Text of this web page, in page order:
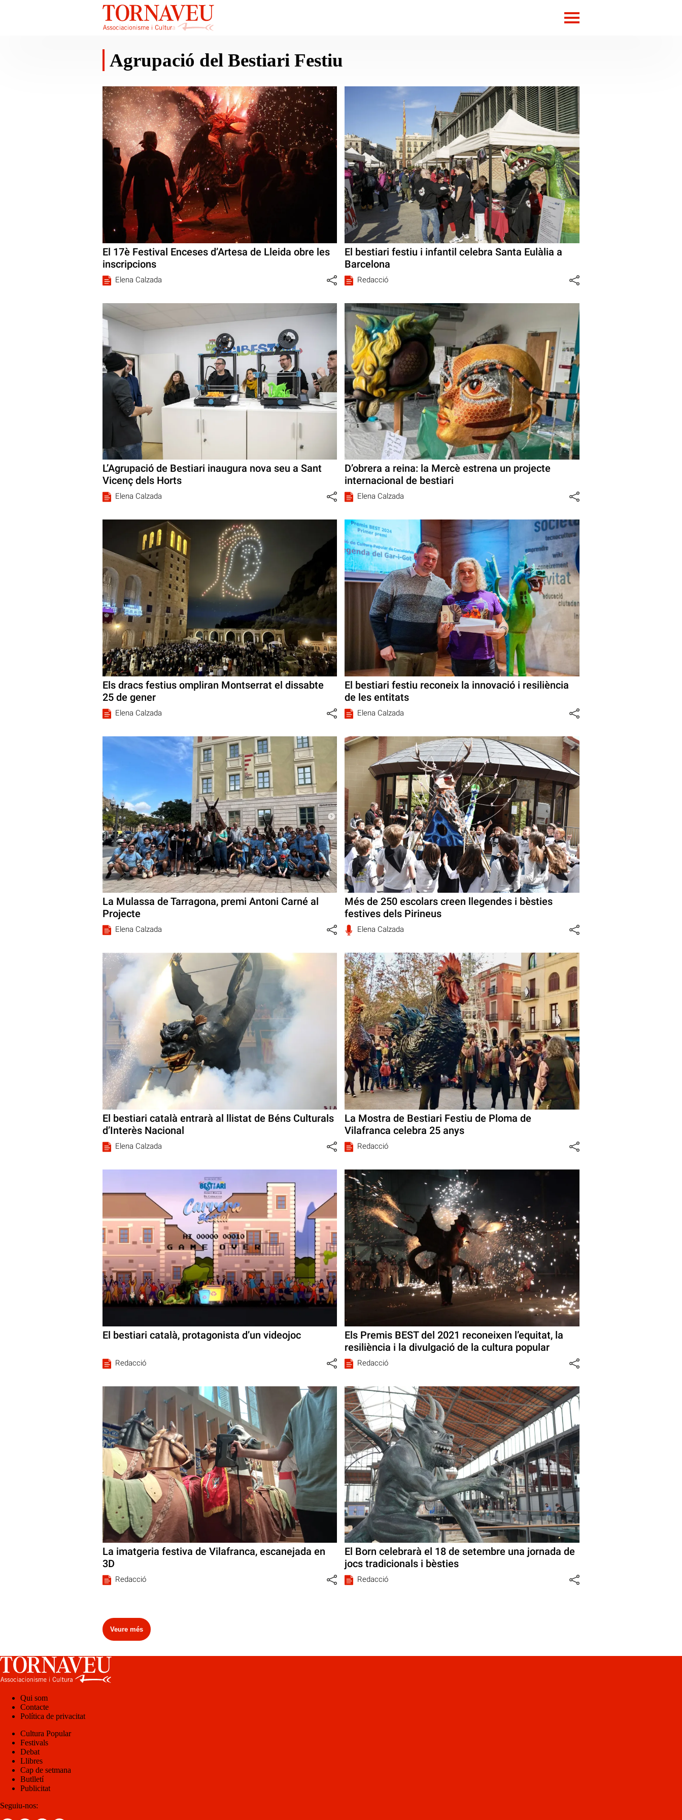
Agrupació del Bestiari Festiu
El 17è Festival Enceses d’Artesa de Lleida obre les
inscripcions
Elena Calzada
El bestiari festiu i infantil celebra Santa Eulàlia a
Barcelona
Redacció
L’Agrupació de Bestiari inaugura nova seu a Sant
Vicenç dels Horts
Elena Calzada
D’obrera a reina: la Mercè estrena un projecte
internacional de bestiari
Elena Calzada
Els dracs festius ompliran Montserrat el dissabte
25 de gener
Elena Calzada
El bestiari festiu reconeix la innovació i resiliència
de les entitats
Elena Calzada
La Mulassa de Tarragona, premi Antoni Carné al
Projecte
Elena Calzada
Més de 250 escolars creen llegendes i bèsties
festives dels Pirineus
Elena Calzada
El bestiari català entrarà al llistat de Béns Culturals
d’Interès Nacional
Elena Calzada
La Mostra de Bestiari Festiu de Ploma de
Vilafranca celebra 25 anys
Redacció
El bestiari català, protagonista d’un videojoc
Redacció
Els Premis BEST del 2021 reconeixen l’equitat, la
resiliència i la divulgació de la cultura popular
Redacció
La imatgeria festiva de Vilafranca, escanejada en
3D
Redacció
El Born celebrarà el 18 de setembre una jornada de
jocs tradicionals i bèsties
Redacció
Veure més
Qui som
Contacte
Política de privacitat
Cultura Popular
Festivals
Debat
Llibres
Cap de setmana
Butlletí
Publicitat
Seguiu-nos: